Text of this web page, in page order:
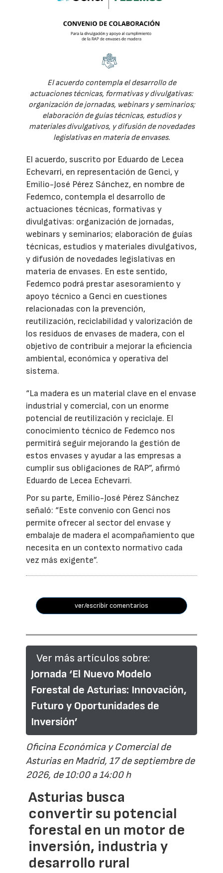
El acuerdo contempla el desarrollo de
actuaciones técnicas, formativas y divulgativas:
organización de jornadas, webinars y seminarios;
elaboración de guías técnicas, estudios y
materiales divulgativos, y difusión de novedades
legislativas en materia de envases.
El acuerdo, suscrito por Eduardo de Lecea
Echevarri, en representación de Genci, y
Emilio-José Pérez Sánchez, en nombre de
Fedemco, contempla el desarrollo de
actuaciones técnicas, formativas y
divulgativas: organización de jornadas,
webinars y seminarios; elaboración de guías
técnicas, estudios y materiales divulgativos,
y difusión de novedades legislativas en
materia de envases. En este sentido,
Fedemco podrá prestar asesoramiento y
apoyo técnico a Genci en cuestiones
relacionadas con la prevención,
reutilización, reciclabilidad y valorización de
los residuos de envases de madera, con el
objetivo de contribuir a mejorar la eficiencia
ambiental, económica y operativa del
sistema.
“La madera es un material clave en el envase
industrial y comercial, con un enorme
potencial de reutilización y reciclaje. El
conocimiento técnico de Fedemco nos
permitirá seguir mejorando la gestión de
estos envases y ayudar a las empresas a
cumplir sus obligaciones de RAP”, afirmó
Eduardo de Lecea Echevarri.
Por su parte, Emilio-José Pérez Sánchez
señaló: “Este convenio con Genci nos
permite ofrecer al sector del envase y
embalaje de madera el acompañamiento que
necesita en un contexto normativo cada
vez más exigente”.
ver/escribir comentarios
Ver más artículos sobre:
Jornada ‘El Nuevo Modelo
Forestal de Asturias: Innovación,
Futuro y Oportunidades de
Inversión’
Oficina Económica y Comercial de
Asturias en Madrid, 17 de septiembre de
2026, de 10:00 a 14:00 h
Asturias busca
convertir su potencial
forestal en un motor de
inversión, industria y
desarrollo rural